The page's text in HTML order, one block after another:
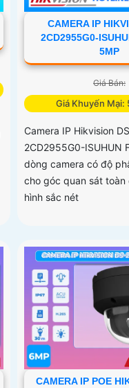
CAMERA IP
2CD2955G0-
5MP
Giá Bán:
Giá Khuyến Mại:
Camera IP Hikvision
2CD2955G0-ISUHUN
dòng camera có độ
cho góc quan sát toàn
hình sắc nét
CAMERA IP POE